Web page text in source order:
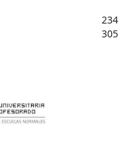
234
305